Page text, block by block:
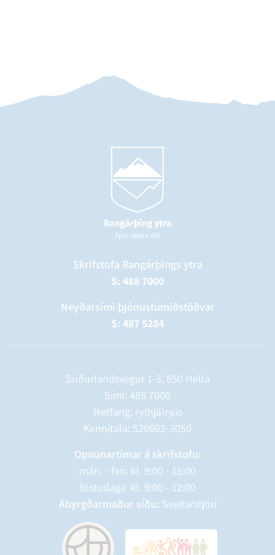
Skrifstofa Rangárþings ytra
S: 488 7000
Neyðarsími þjónustumiðstöðvar
S: 487 5284
Suðurlandsvegur 1-3, 850 Hella
Sími: 488 7000
Netfang: ry(hjá)ry.is
Kennitala: 520602-3050
Opnunartímar á skrifstofu:
mán. - fim. kl. 9:00 - 15:00
föstudaga kl. 9:00 - 12:00
Ábyrgðarmaður síðu: Sveitarstjóri